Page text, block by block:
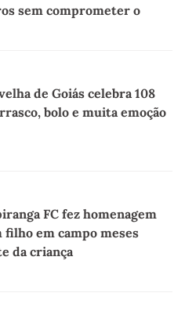
sem comprometer o
de Goiás celebra 108
bolo e muita emoção
FC fez homenagem
filho em campo meses
da criança